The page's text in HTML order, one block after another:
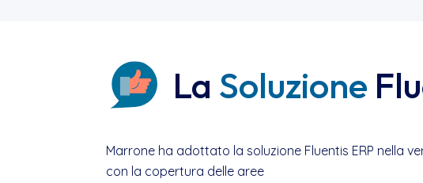
La Soluzione
Marrone ha adottato la soluzione Fluentis ERP nella
con la copertura delle aree